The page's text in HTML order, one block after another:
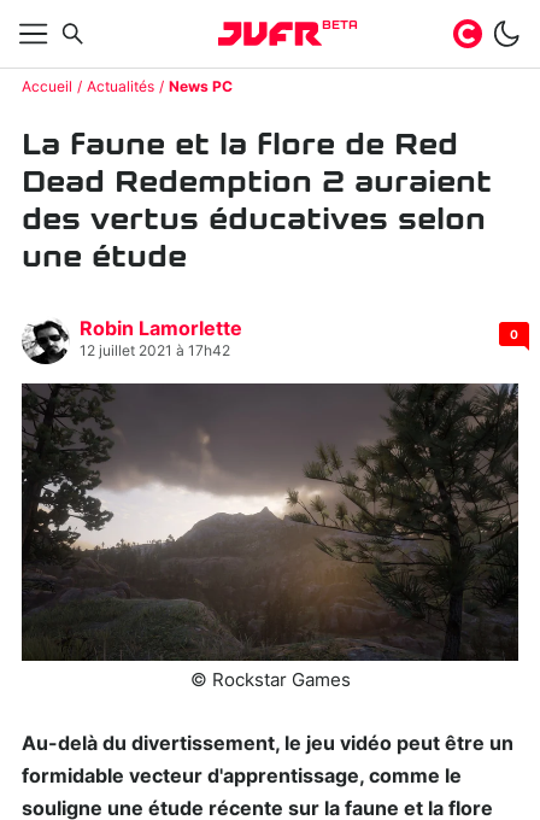
BETA
Accueil Actualités News PC
La faune et la flore de Red
Dead Redemption 2 auraient
des vertus éducatives selon
une étude
Robin Lamorlette
12 juillet 2021 à 17h42
0
© Rockstar Games
Au-delà du divertissement, le jeu vidéo peut être un
formidable vecteur d'apprentissage, comme le
souligne une étude récente sur la faune et la flore